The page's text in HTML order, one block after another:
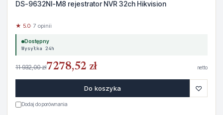
DS-9632NI-M8 rejestrator NVR 32ch Hikvision
★ 5.0· 7 opinii
Dostępny
Wysyłka 24h
11 932,00 zł7278,52 zł netto
Do koszyka ♡
Dodaj do porównania